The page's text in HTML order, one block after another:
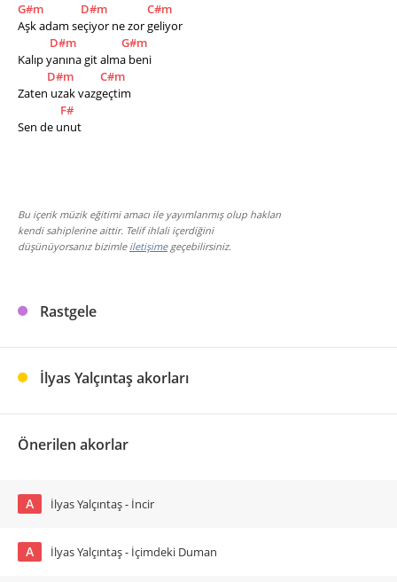
G#m D#m
C#m
Aşk adam seçiyor ne zor geliyor
D#m
G#m
Kalıp yanına git alma beni
D#m
C#m
Zaten uzak vazgeçtim
F#
Sen de unut
Bu içerik müzik eğitimi amacı ile yayımlanmış olup hakları
kendi sahiplerine aittir. Telif ihlali içerdiğini
düşünüyorsanız bizimle iletişimegeçebilirsiniz.
Rastgele
İlyas Yalçıntaş akorları
Önerilen akorlar
A İlyas Yalçıntaş - İncir
A İlyas Yalçıntaş - İçimdeki Duman